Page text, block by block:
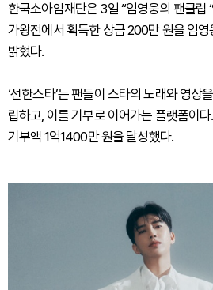
한국소아암재단은 3일 “임영웅의 팬클럽
가왕전에서 획득한 상금 200만 원을 임
밝혔다.
‘선한스타’는 팬들이 스타의 노래와 영상
립하고, 이를 기부로 이어가는 플랫폼이
기부액 1억1400만 원을 달성했다.